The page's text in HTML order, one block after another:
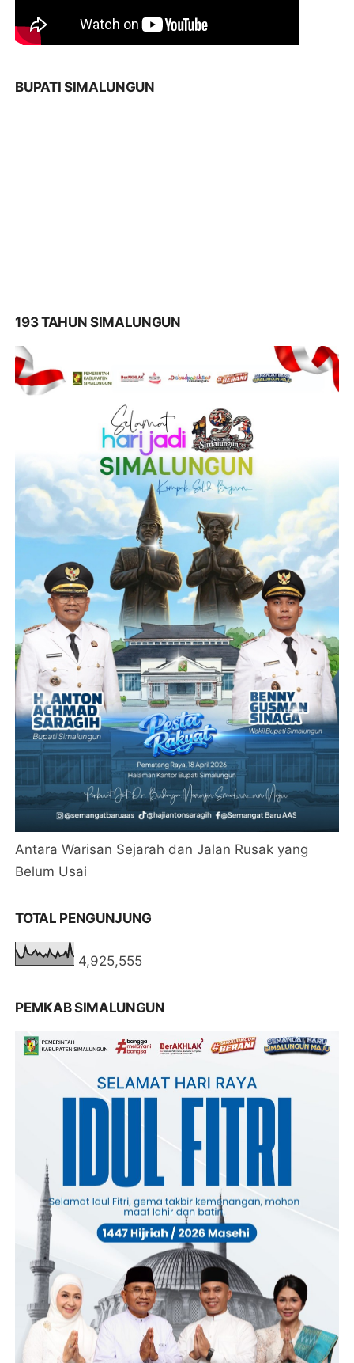
BUPATI SIMALUNGUN
193 TAHUN SIMALUNGUN
Antara Warisan Sejarah dan Jalan Rusak yang
Belum Usai
TOTAL PENGUNJUNG
4,925,555
PEMKAB SIMALUNGUN